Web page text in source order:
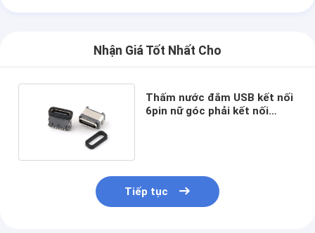
Nhận Giá Tốt Nhất Cho
Thấm nước đắm USB kết nối
6pin nữ góc phải kết nối
Tiếp tục